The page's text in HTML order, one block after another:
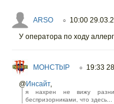
ARSO ○ 10:00
У оператора по ходу
MOHCTbIP ○ 19:33
@Инсайт,
я нахрен не вижу
беспризорниками, что здесь...